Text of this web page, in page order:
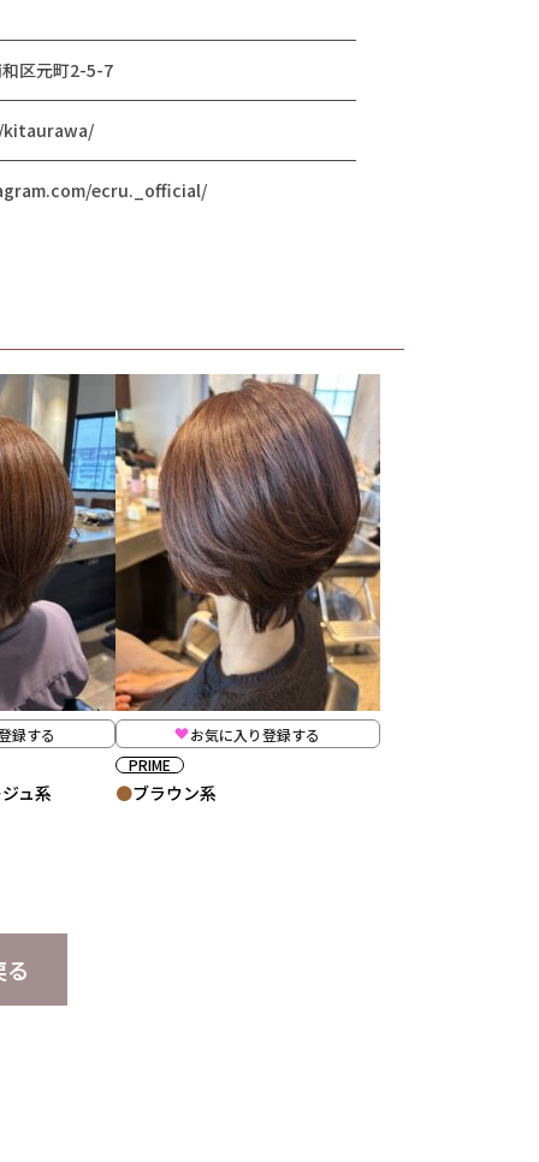
区元町2-5-7
ecru._official/
録する
ュ系
お気に入り登録する
PRIME
ブラウン系